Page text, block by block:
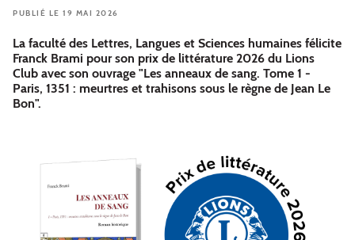
PUBLIÉ LE 19 MAI 2026
La faculté des Lettres, Langues et Sciences humaines félicite
Franck Brami pour son prix de littérature 2026 du Lions
Club avec son ouvrage "Les anneaux de sang. Tome 1 -
Paris, 1351 : meurtres et trahisons sous le règne de Jean Le
Bon".